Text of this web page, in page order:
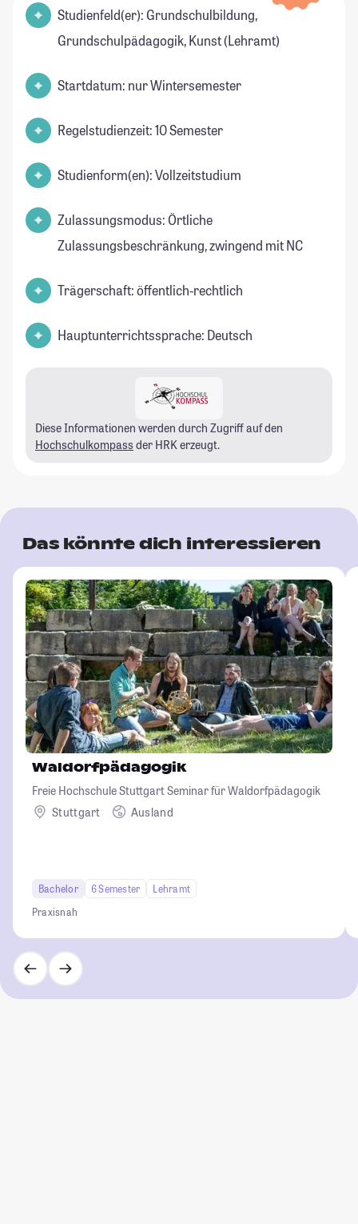
Studienfeld(er): Grundschulbildung,
Grundschulpädagogik, Kunst (Lehramt)
Startdatum: nur Wintersemester
Regelstudienzeit: 10 Semester
Studienform(en): Vollzeitstudium
Zulassungsmodus: Örtliche
Zulassungsbeschränkung, zwingend mit NC
Trägerschaft: öffentlich-rechtlich
Hauptunterrichtssprache: Deutsch
Diese Informationen werden durch Zugriff auf den
Hochschulkompass der HRK erzeugt.
Das könnte dich interessieren
Waldorfpädagogik
Freie Hochschule Stuttgart Seminar für Waldorfpädagogik
Stuttgart
Ausland
Bachelor 6 Semester
Lehramt
Praxisnah